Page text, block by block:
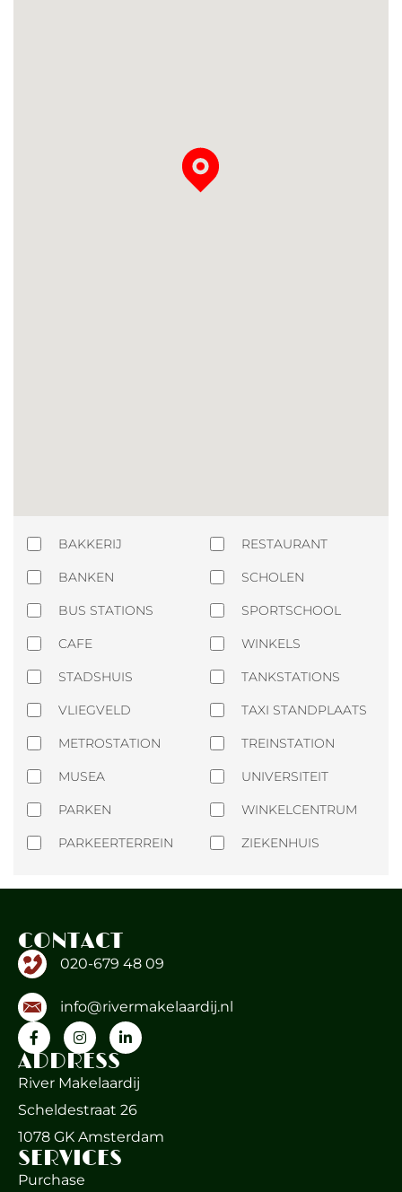
BAKKERIJ
BANKEN
BUS STATIONS
CAFE
STADSHUIS
VLIEGVELD
METROSTATION
MUSEA
PARKEN
PARKEERTERREIN
RESTAURANT
SCHOLEN
SPORTSCHOOL
WINKELS
TANKSTATIONS
TAXI STANDPLAATS
TREINSTATION
UNIVERSITEIT
WINKELCENTRUM
ZIEKENHUIS
CONTACT
020-679 48 09
info@rivermakelaardij.nl
ADDRESS
River Makelaardij
Scheldestraat 26
1078 GK Amsterdam
SERVICES
Purchase